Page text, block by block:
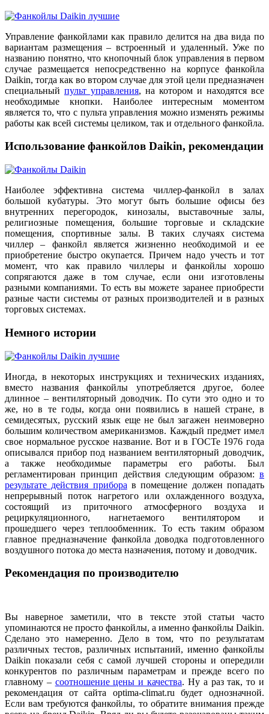
Управление фанкойлами как правило делится на два вида по
вариантам размещения – встроенный и удаленный. Уже по
названию понятно, что кнопочный блок управления в первом
случае размещается непосредственно на корпусе фанкойла
Daikin, тогда как во втором случае для этой цели предназначен
специальный пульт управления, на котором и находятся все
необходимые кнопки. Наиболее интересным моментом
является то, что с пульта управления можно изменять режимы
работы как всей системы целиком, так и отдельного фанкойла.
Использование фанкойлов Daikin, рекомендации
Наиболее эффективна система чиллер-фанкойл в залах
большой кубатуры. Это могут быть большие офисы без
внутренних перегородок, кинозалы, выставочные залы,
религиозные помещения, большие торговые и складские
помещения, спортивные залы. В таких случаях система
чиллер – фанкойл является жизненно необходимой и ее
приобретение быстро окупается. Причем надо учесть и тот
момент, что как правило чиллеры и фанкойлы хорошо
сопрягаются даже в том случае, если они изготовлены
разными компаниями. То есть вы можете заранее приобрести
разные части системы от разных производителей и в разных
торговых системах.
Немного истории
Иногда, в некоторых инструкциях и технических изданиях,
вместо названия фанкойлы употребляется другое, более
длинное – вентиляторный доводчик. По сути это одно и то
же, но в те годы, когда они появились в нашей стране, в
семидесятых, русский язык еще не был загажен неимоверно
большим количеством американизмов. Каждый предмет имел
свое нормальное русское название. Вот и в ГОСТе 1976 года
описывался прибор под названием вентиляторный доводчик,
а также необходимые параметры его работы. Был
регламентирован принцип действия следующим образом: в
результате действия прибора в помещение должен попадать
непрерывный поток нагретого или охлажденного воздуха,
состоящий из приточного атмосферного воздуха и
рециркуляционного, нагнетаемого вентилятором и
прошедшего через теплообменник. То есть таким образом
главное предназначение фанкойла доводка подготовленного
воздушного потока до места назначения, потому и доводчик.
Рекомендация по производителю
Вы наверное заметили, что в тексте этой статьи часто
упоминаются не просто фанкойлы, а именно фанкойлы Daikin.
Сделано это намеренно. Дело в том, что по результатам
различных тестов, различных испытаний, именно фанкойлы
Daikin показали себя с самой лучшей стороны и опередили
конкурентов по различным параметрам и прежде всего по
главному – соотношение цены и качества. Ну а раз так, то и
рекомендация от сайта optima-climat.ru будет однозначной.
Если вам требуются фанкойлы, то обратите внимания прежде